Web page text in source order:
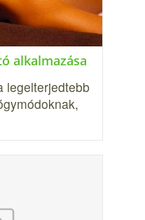
alkalmazása
legelterjedtebb